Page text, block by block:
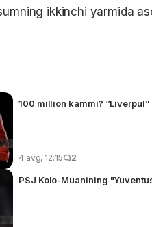
ikkinchi yarmida
100 million kammi?
4 avg, 12:15 2
PSJ Kolo-Muanining